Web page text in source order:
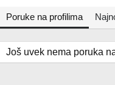
Poruke na profilima
Još uvek nema poruka